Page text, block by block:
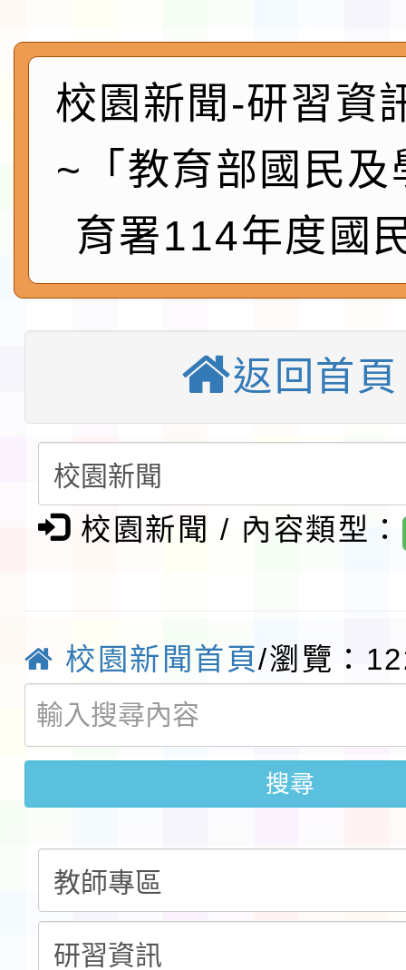
及師生本土語及新住民
實施要點各1份
115年食農教育專業人
程
函轉國家通訊傳播委員
鎮韌性（防空）演習－
速演練執行計畫」
「115年金融知識線上
本校115學年度第1學
第3次招考代課鐘點教
告(不再辦理後續甄選)
檢送「桃園市115學年
賽實施要點」1份
本市「115學年度學生
程安排一案
「桃園市補助參觀特色
請一案
教育部校安中心白海豚
報
淨零綠領人才培育課程
檢送桃園市115學年度
函轉國家通訊傳播委員
鎮韌性（防空）演習－
速演練執行計畫」
「115年金融知識線上
法」
本校115學年度第1學
第3次招考代課鐘點教
告(不再辦理後續甄選)
檢送「桃園市115學年
賽實施要點」1份
本市「115學年度學生
程安排一案
「桃園市補助參觀特色
展演活動實施計畫」
校園新聞-研習資
~「教育部國民及
育署114年度國
返回首頁
校園新聞 / 內容類型：
校園新聞首頁/瀏覽：
搜尋